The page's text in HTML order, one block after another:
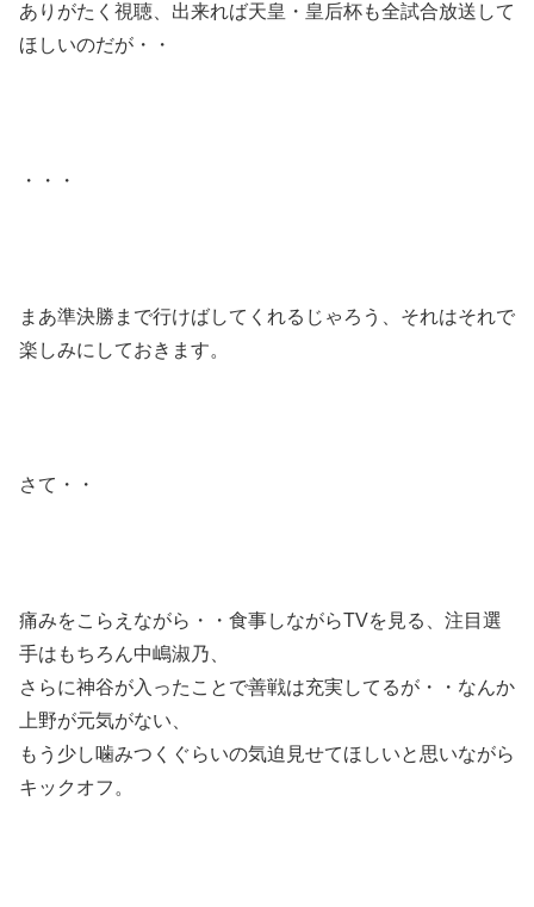
ありがたく視聴、出来れば天皇・皇后杯も全試合放送して
ほしいのだが・・
・・・
まあ準決勝まで行けばしてくれるじゃろう、それはそれで
楽しみにしておきます。
さて・・
痛みをこらえながら・・食事しながらTVを見る、注目選
手はもちろん中嶋淑乃、
さらに神谷が入ったことで善戦は充実してるが・・なんか
上野が元気がない、
もう少し噛みつくぐらいの気迫見せてほしいと思いながら
キックオフ。